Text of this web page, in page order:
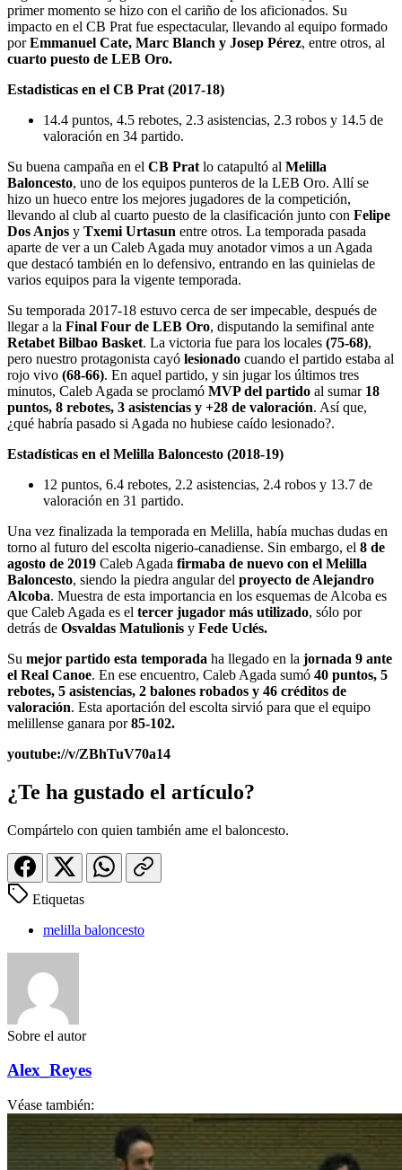
primer momento se hizo con el cariño de los aficionados. Su
impacto en el CB Prat fue espectacular, llevando al equipo formado
porEmmanuel Cate, Marc Blanch y Josep Pérez, entre otros, al
cuarto puesto de LEB Oro.
Estadisticas en el CB Prat (2017-18)
14.4 puntos, 4.5 rebotes, 2.3 asistencias, 2.3 robos y 14.5 de
valoración en 34 partido.
Su buena campaña en el CB Prat lo catapultó al Melilla
Baloncesto, uno de los equipos punteros de la LEB Oro. Allí se
hizo un hueco entre los mejores jugadores de la competición,
llevando al club al cuarto puesto de la clasificación junto con Felipe
Dos Anjos y Txemi Urtasun entre otros. La temporada pasada
aparte de ver a un Caleb Agada muy anotador vimos a un Agada
que destacó también en lo defensivo, entrando en las quinielas de
varios equipos para la vigente temporada.
Su temporada 2017-18 estuvo cerca de ser impecable, después de
llegar a la Final Four de LEB Oro, disputando la semifinal ante
Retabet Bilbao Basket. La victoria fue para los locales (75-68),
pero nuestro protagonista cayó lesionado cuando el partido estaba al
rojo vivo (68-66). En aquel partido, y sin jugar los últimos tres
minutos, Caleb Agada se proclamó MVP del partido al sumar 18
puntos, 8 rebotes, 3 asistencias y +28 de valoración. Así que,
¿qué habría pasado si Agada no hubiese caído lesionado?.
Estadísticas en el Melilla Baloncesto (2018-19)
12 puntos, 6.4 rebotes, 2.2 asistencias, 2.4 robos y 13.7 de
valoración en 31 partido.
Una vez finalizada la temporada en Melilla, había muchas dudas en
torno al futuro del escolta nigerio-canadiense. Sin embargo, el 8 de
agosto de 2019 Caleb Agada firmaba de nuevo con el Melilla
Baloncesto, siendo la piedra angular del proyecto de Alejandro
Alcoba. Muestra de esta importancia en los esquemas de Alcoba es
que Caleb Agada es el tercer jugador más utilizado, sólo por
detrás de Osvaldas Matulionis y Fede Uclés.
Su mejor partido esta temporada ha llegado en la jornada 9 ante
el Real Canoe. En ese encuentro, Caleb Agada sumó 40 puntos, 5
rebotes, 5 asistencias, 2 balones robados y 46 créditos de
valoración. Esta aportación del escolta sirvió para que el equipo
melillense ganara por85-102.
youtube://v/ZBhTuV70a14
¿Te ha gustado el artículo?
Compártelo con quien también ame el baloncesto.
Etiquetas
melilla baloncesto
Sobre el autor
Alex_Reyes
Véase también: